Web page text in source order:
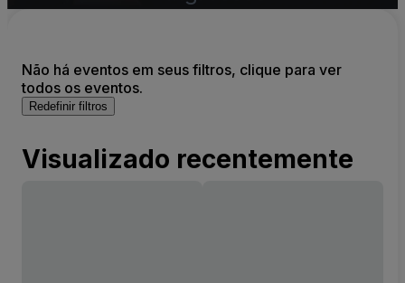
Não há eventos em seus filtros, clique para ver
todos os eventos.
Redefinir filtros
Visualizado recentemente